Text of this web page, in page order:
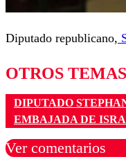
Diputado republicano,
OTROS
DIPUTADO
EMBAJADA DE
Ver comentarios